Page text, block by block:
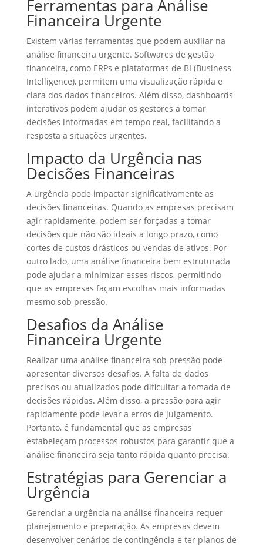
Ferramentas para Análise
Financeira Urgente
Existem várias ferramentas que podem auxiliar na
análise financeira urgente. Softwares de gestão
financeira, como ERPs e plataformas de BI (Business
Intelligence), permitem uma visualização rápida e
clara dos dados financeiros. Além disso, dashboards
interativos podem ajudar os gestores a tomar
decisões informadas em tempo real, facilitando a
resposta a situações urgentes.
Impacto da Urgência nas
Decisões Financeiras
A urgência pode impactar significativamente as
decisões financeiras. Quando as empresas precisam
agir rapidamente, podem ser forçadas a tomar
decisões que não são ideais a longo prazo, como
cortes de custos drásticos ou vendas de ativos. Por
outro lado, uma análise financeira bem estruturada
pode ajudar a minimizar esses riscos, permitindo
que as empresas façam escolhas mais informadas
mesmo sob pressão.
Desafios da Análise
Financeira Urgente
Realizar uma análise financeira sob pressão pode
apresentar diversos desafios. A falta de dados
precisos ou atualizados pode dificultar a tomada de
decisões rápidas. Além disso, a pressão para agir
rapidamente pode levar a erros de julgamento.
Portanto, é fundamental que as empresas
estabeleçam processos robustos para garantir que a
análise financeira seja tanto rápida quanto precisa.
Estratégias para Gerenciar a
Urgência
Gerenciar a urgência na análise financeira requer
planejamento e preparação. As empresas devem
desenvolver cenários de contingência e ter planos de